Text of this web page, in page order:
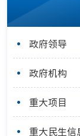
政府领导
政府机构
重大项目
重大民生信